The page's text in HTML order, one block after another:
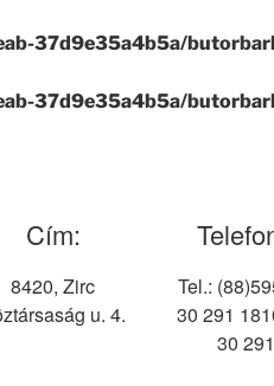
37d9e35a4b5a/
37d9e35a4b5a/
Cím:
8420, Zirc
u. 4.
Tel.:
30 291
30